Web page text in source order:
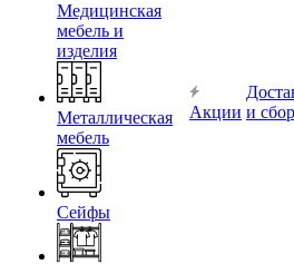
Медицинская
мебель и
изделия
Металлическая
мебель
Сейфы
Акции и